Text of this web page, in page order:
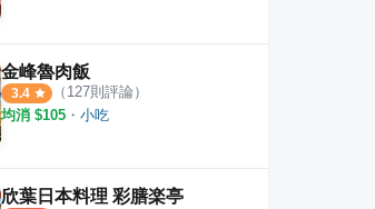
金峰魯肉飯
3.4 （ 127則評論）
均消 $105 ・ 小吃
欣葉日本料理 彩膳楽亭